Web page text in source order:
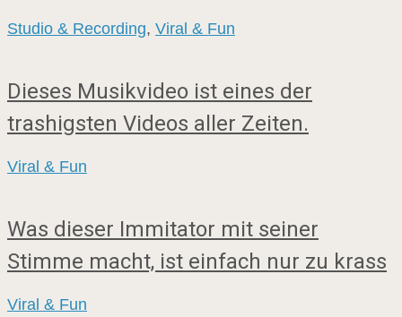
Studio & Recording, Viral & Fun
Dieses Musikvideo ist eines der
trashigsten Videos aller Zeiten.
Viral & Fun
Was dieser Immitator mit seiner
Stimme macht, ist einfach nur zu krass
Viral & Fun